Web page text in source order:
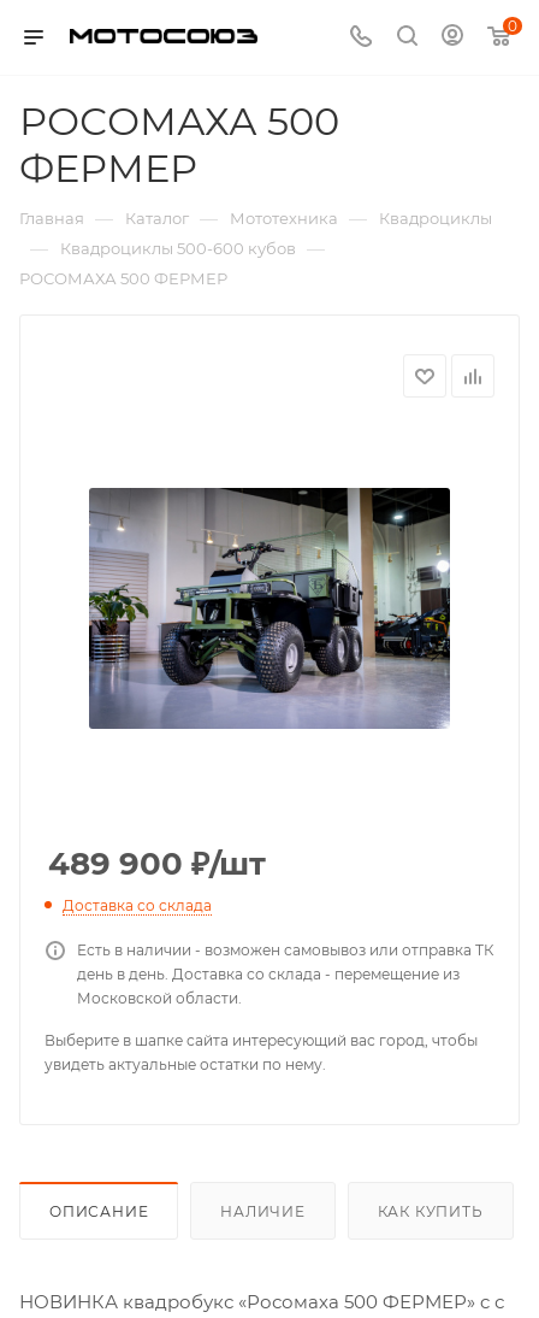
0
РОСОМАХА 500
ФЕРМЕР
Главная — Каталог — Мототехника — Квадроциклы
— Квадроциклы 500-600 кубов —
РОСОМАХА 500 ФЕРМЕР
489 900 ₽/шт
Доставка со склада
Есть в наличии - возможен самовывоз или отправка ТК
день в день. Доставка со склада - перемещение из
Московской области.
Выберите в шапке сайта интересующий вас город, чтобы
увидеть актуальные остатки по нему.
ОПИСАНИЕ НАЛИЧИЕ КАК КУПИТЬ
НОВИНКА квадробукс «Росомаха 500 ФЕРМЕР» c с